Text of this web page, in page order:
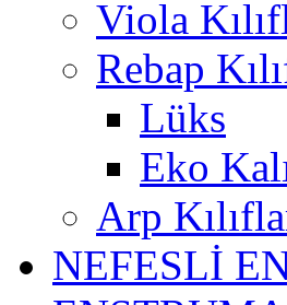
Viola
Rebap
Lüks
Eko
Arp
NEFESLİ